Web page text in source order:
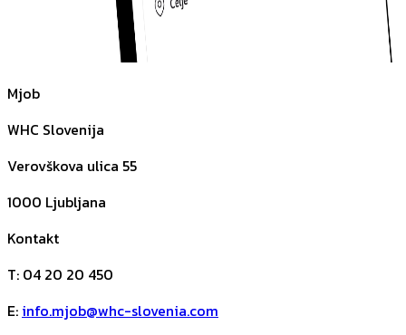
Mjob
WHC Slovenija
Verovškova ulica 55
1000 Ljubljana
Kontakt
T: 04 20 20 450
E: info.mjob@whc-slovenia.com